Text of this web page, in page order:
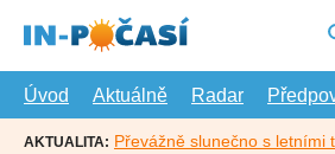
hlavní
Úvod
Aktuálně Radar
AKTUALITA: Převážně slunečno s letními